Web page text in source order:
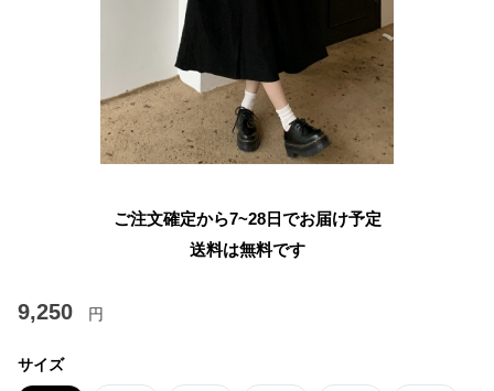
ご注文確定から7~28日でお届け予定
送料は無料です
9,250 円
サイズ